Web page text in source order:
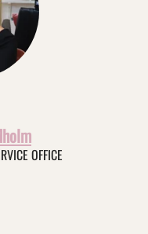
OFFICE